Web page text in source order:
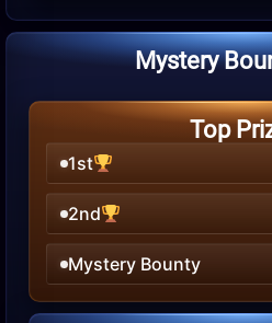
Mystery
Top
1st
2nd
Mystery Bounty